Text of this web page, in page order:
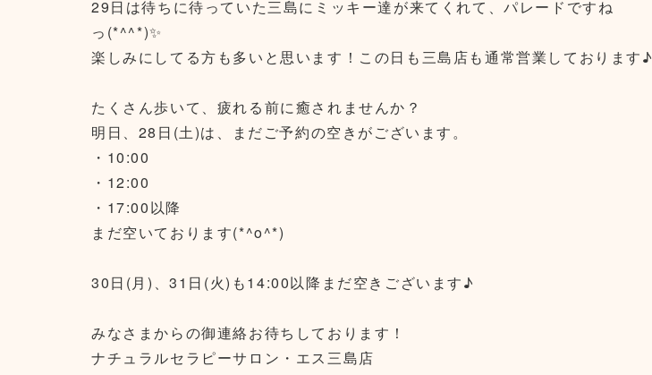
29日は待ちに待っていた三島にミッキー達が来てくれて、パレードですね
っ(*^^*)✨
楽しみにしてる方も多いと思います！この日も三島店も通常営業しております♪
たくさん歩いて、疲れる前に癒されませんか？
明日、28日(土)は、まだご予約の空きがございます。
・10:00
・12:00
・17:00以降
まだ空いております(*^o^*)
30日(月)、31日(火)も14:00以降まだ空きございます♪
みなさまからの御連絡お待ちしております！
ナチュラルセラピーサロン・エス三島店